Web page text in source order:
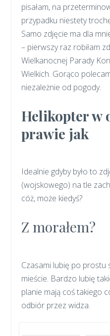
pisałam, na
przypadku niestety
Samo zdjęcie ma dla
– pierwszy raz robiłam
Wielkanocnej Parady
Wielkich. Gorąco
niezależnie od pogody.
Helikopter w
prawie jak
Idealnie gdyby było to
(wojskowego) na tle
cóż, może kiedyś?
Z morałem?
Czasami lubię po prostu
mieście. Bardzo lubię
planie mają coś takiego
odbiór przez widza.